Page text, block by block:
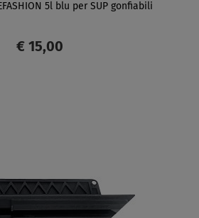
5l blu per SUP gonfiabili
€ 15,00